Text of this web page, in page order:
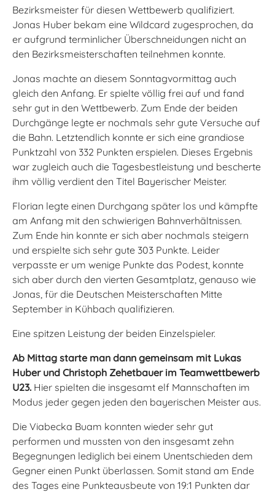
Bezirksmeister für diesen Wettbewerb qualifiziert.
Jonas Huber bekam eine Wildcard zugesprochen, da
er aufgrund terminlicher Überschneidungen nicht an
den Bezirksmeisterschaften teilnehmen konnte.
Jonas machte an diesem Sonntagvormittag auch
gleich den Anfang. Er spielte völlig frei auf und fand
sehr gut in den Wettbewerb. Zum Ende der beiden
Durchgänge legte er nochmals sehr gute Versuche auf
die Bahn. Letztendlich konnte er sich eine grandiose
Punktzahl von 332 Punkten erspielen. Dieses Ergebnis
war zugleich auch die Tagesbestleistung und bescherte
ihm völlig verdient den Titel Bayerischer Meister.
Florian legte einen Durchgang später los und kämpfte
am Anfang mit den schwierigen Bahnverhältnissen.
Zum Ende hin konnte er sich aber nochmals steigern
und erspielte sich sehr gute 303 Punkte. Leider
verpasste er um wenige Punkte das Podest, konnte
sich aber durch den vierten Gesamtplatz, genauso wie
Jonas, für die Deutschen Meisterschaften Mitte
September in Kühbach qualifizieren.
Eine spitzen Leistung der beiden Einzelspieler.
Ab Mittag starte man dann gemeinsam mit Lukas
Huber und Christoph Zehetbauer im Teamwettbewerb
U23. Hier spielten die insgesamt elf Mannschaften im
Modus jeder gegen jeden den bayerischen Meister aus.
Die Viabecka Buam konnten wieder sehr gut
performen und mussten von den insgesamt zehn
Begegnungen lediglich bei einem Unentschieden dem
Gegner einen Punkt überlassen. Somit stand am Ende
des Tages eine Punkteausbeute von 19:1 Punkten dar